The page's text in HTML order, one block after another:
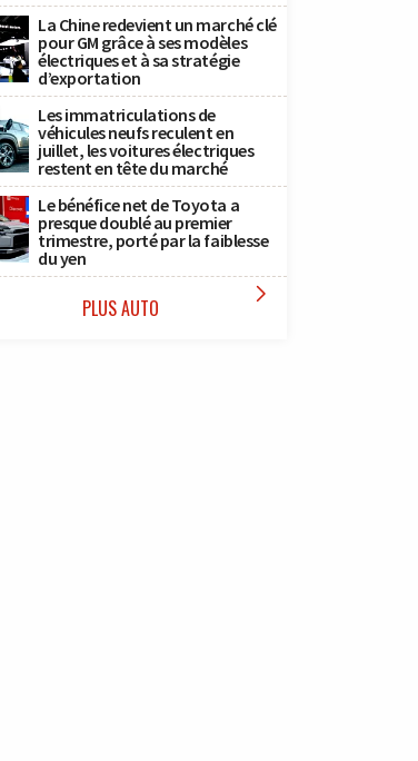
La Chine redevient un marché clé
pour GM grâce à ses modèles
électriques et à sa stratégie
d’exportation
Les immatriculations de
véhicules neufs reculent en
juillet, les voitures électriques
restent en tête du marché
Le bénéfice net de Toyota a
presque doublé au premier
trimestre, porté par la faiblesse
du yen
PLUS AUTO 